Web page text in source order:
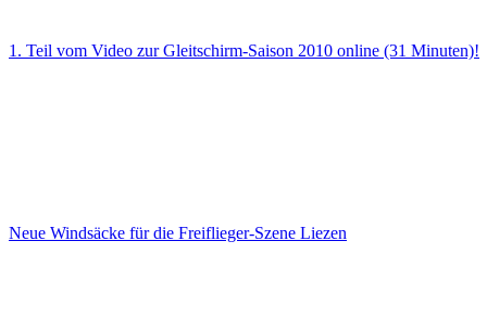
1. Teil vom Video zur Gleitschirm-Saison 2010 online (31 Minuten)!
Neue Windsäcke für die Freiflieger-Szene Liezen